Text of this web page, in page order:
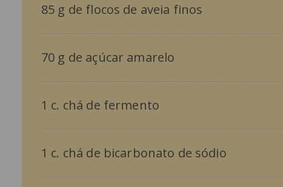
85 g de flocos de aveia finos
70 g de açúcar amarelo
1 c. chá de fermento
1 c. chá de bicarbonato de sódio